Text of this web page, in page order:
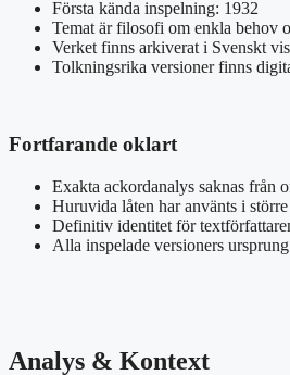
Första kända inspelning: 1932
Temat är filosofi om enkla behov
Verket finns arkiverat i Svenskt
Tolkningsrika versioner finns
Fortfarande oklart
Exakta ackordanalys saknas från
Huruvida låten har använts i
Definitiv identitet för
Alla inspelade versioners ursprung
Analys & Kontext